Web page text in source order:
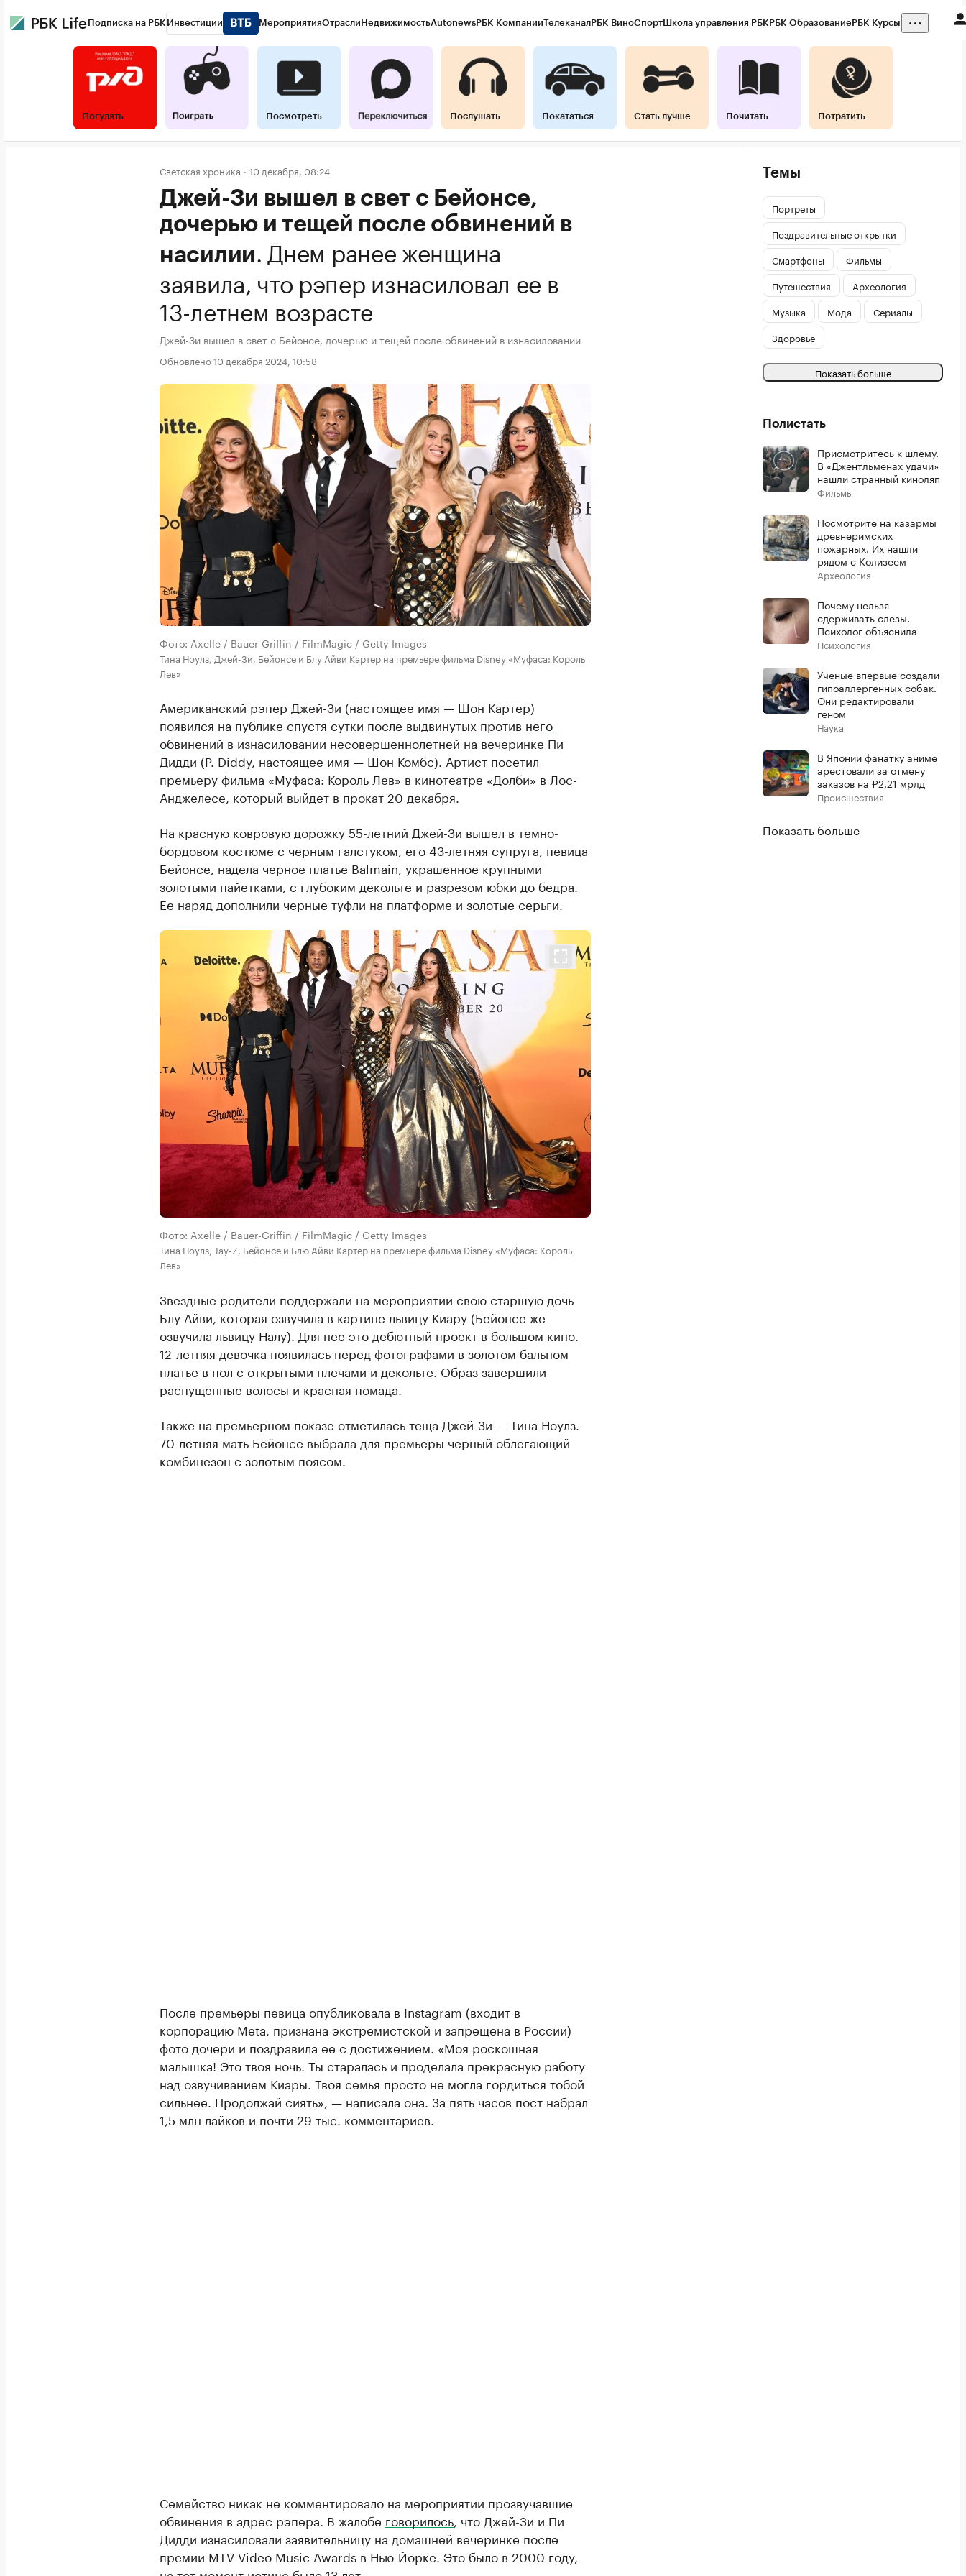
Подписка на РБК Инвестиции МероприятияОтраслиНедвижимостьAutonewsРБК КомпанииТелеканалРБК ВиноСпортШкола управления РБКРБК ОбразованиеРБК Курсы
Погулять Посмотреть Послушать Покататься Стать лучше Почитать Потратить
Светская хроника 10 декабря, 08:24
Джей-Зи вышел в свет с Бейонсе,
дочерью и тещей после обвинений в
насилии. Днем ранее женщина
заявила, что рэпер изнасиловал ее в
13-летнем возрасте
Джей-Зи вышел в свет с Бейонсе, дочерью и тещей после обвинений в изнасиловании
Обновлено 10 декабря 2024, 10:58
Фото: Axelle / Bauer-Griffin / FilmMagic / Getty Images
Тина Ноулз, Джей-Зи, Бейонсе и Блу Айви Картер на премьере фильма Disney «Муфаса: Король
Лев»
Американский рэпер Джей-Зи (настоящее имя — Шон Картер)
появился на публике спустя сутки после выдвинутых против него
обвинений в изнасиловании несовершеннолетней на вечеринке Пи
Дидди (P. Diddy, настоящее имя — Шон Комбс). Артист посетил
премьеру фильма «Муфаса: Король Лев» в кинотеатре «Долби» в Лос-
Анджелесе, который выйдет в прокат 20 декабря.
На красную ковровую дорожку 55-летний Джей-Зи вышел в темно-
бордовом костюме с черным галстуком, его 43-летняя супруга, певица
Бейонсе, надела черное платье Balmain, украшенное крупными
золотыми пайетками, с глубоким декольте и разрезом юбки до бедра.
Ее наряд дополнили черные туфли на платформе и золотые серьги.
Фото: Axelle / Bauer-Griffin / FilmMagic / Getty Images
Тина Ноулз, Jay-Z, Бейонсе и Блю Айви Картер на премьере фильма Disney «Муфаса: Король
Лев»
Звездные родители поддержали на мероприятии свою старшую дочь
Блу Айви, которая озвучила в картине львицу Киару (Бейонсе же
озвучила львицу Налу). Для нее это дебютный проект в большом кино.
12-летняя девочка появилась перед фотографами в золотом бальном
платье в пол с открытыми плечами и декольте. Образ завершили
распущенные волосы и красная помада.
Также на премьерном показе отметилась теща Джей-Зи — Тина Ноулз.
70-летняя мать Бейонсе выбрала для премьеры черный облегающий
комбинезон с золотым поясом.
После премьеры певица опубликовала в Instagram (входит в
корпорацию Meta, признана экстремистской и запрещена в России)
фото дочери и поздравила ее с достижением. «Моя роскошная
малышка! Это твоя ночь. Ты старалась и проделала прекрасную работу
над озвучиванием Киары. Твоя семья просто не могла гордиться тобой
сильнее. Продолжай сиять», — написала она. За пять часов пост набрал
1,5 млн лайков и почти 29 тыс. комментариев.
Семейство никак не комментировало на мероприятии прозвучавшие
обвинения в адрес рэпера. В жалобе говорилось , что Джей-Зи и Пи
Дидди изнасиловали заявительницу на домашней вечеринке после
премии MTV Video Music Awards в Нью-Йорке. Это было в 2000 году,
Темы
Портреты
Поздравительные открытки
Смартфоны
Фильмы
Путешествия
Археология
Музыка
Мода
Сериалы
Здоровье
Показать больше
Полистать
Присмотритесь к шлему.
В «Джентльменах удачи»
нашли странный киноляп
Фильмы
Посмотрите на казармы
древнеримских
пожарных. Их нашли
рядом с Колизеем
Археология
Почему нельзя
сдерживать слезы.
Психолог объяснила
Психология
Ученые впервые создали
гипоаллергенных собак.
Они редактировали
геном
Наука
В Японии фанатку аниме
арестовали за отмену
заказов на ₽2,21 мрлд
Происшествия
Показать больше